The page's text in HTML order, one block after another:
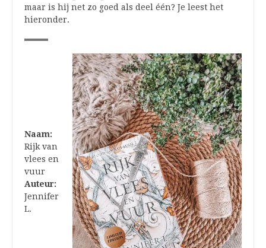
maar is hij net zo goed als deel één? Je leest het
hieronder.
Naam:
Rijk van
vlees en
vuur
Auteur:
Jennifer
L.